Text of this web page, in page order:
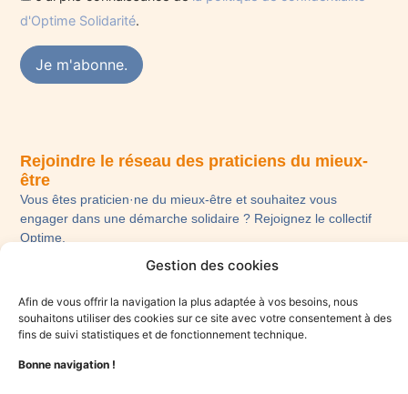
Gestion des cookies
Afin de vous offrir la navigation la plus adaptée à vos besoins, nous
souhaitons utiliser des cookies sur ce site avec votre consentement à des
fins de suivi statistiques et de fonctionnement technique.
Bonne navigation !
Rejoindre le réseau des praticiens du mieux-
être
Vous êtes praticien·ne du mieux-être et souhaitez vous
engager dans une démarche solidaire ? Rejoignez le collectif
Optime.
d'Optime Solidarité.